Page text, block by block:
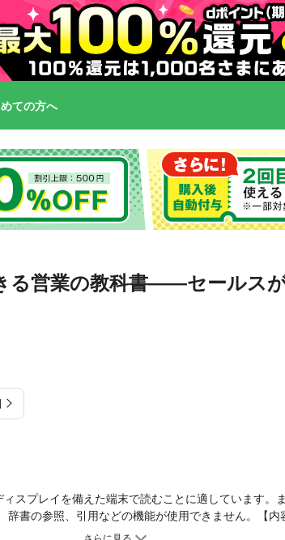
ての方へ
る営業の教科書――セールス
スプレイを備えた端末で読むことに適しています。
辞書の参照、引用などの機能が使用できません。【内
る。わかるから、チャレンジできる。チャレンジする